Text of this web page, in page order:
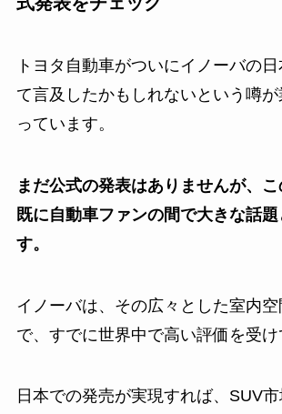
トヨタ自動車がついにイノーバの
て言及したかもしれないという噂
っています。
まだ公式の発表はありませんが、
既に自動車ファンの間で大きな話
す。
イノーバは、その広々とした室内
で、すでに世界中で高い評価を受け
日本での発売が実現すれば、SUV